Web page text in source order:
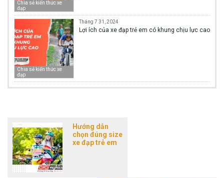
Chia sẻ kiến thức xe
đạp
Chia sẻ kiến thức xe
đạp
Tháng 7 31, 2024
Lợi ích của xe đạp trẻ em có khung chịu lực cao
Hướng dẫn
chọn đúng size
xe đạp trẻ em